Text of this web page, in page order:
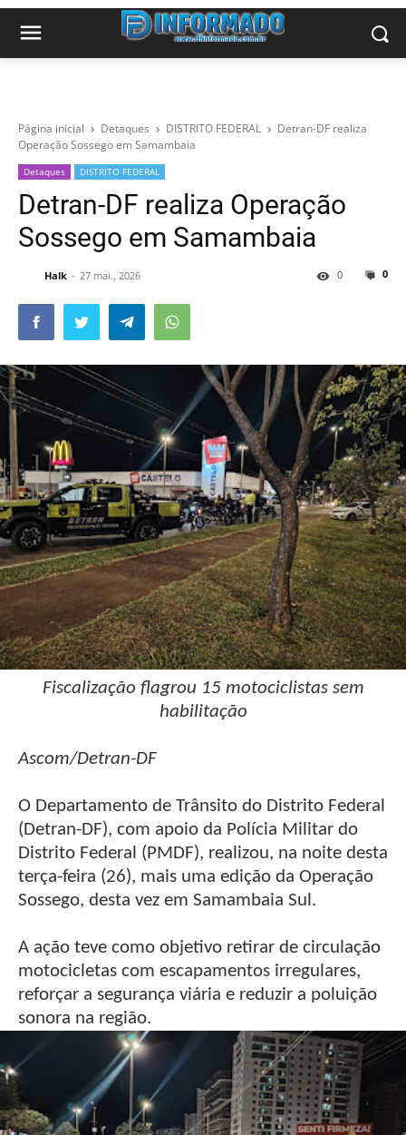
Página inicial Detaques DISTRITO FEDERAL
Detran-DF realiza
Operação Sossego em Samambaia
Detaques DISTRITO FEDERAL
Detran-DF realiza Operação
Sossego em Samambaia
Halk 27 mai., 2026 0
0
Fiscalização flagrou 15 motociclistas sem
habilitação
Ascom/Detran-DF
O Departamento de Trânsito do Distrito Federal
(Detran-DF), com apoio da Polícia Militar do
Distrito Federal (PMDF), realizou, na noite desta
terça-feira (26), mais uma edição da Operação
Sossego, desta vez em Samambaia Sul.
A ação teve como objetivo retirar de circulação
motocicletas com escapamentos irregulares,
reforçar a segurança viária e reduzir a poluição
sonora na região.